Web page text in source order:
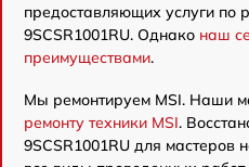
предоставляющих услуги по
9SCSR1001RU. Однако наш
преимуществами.
Мы ремонтируем MSI. Наши
ремонту техники MSI.
9SCSR1001RU для мастеров